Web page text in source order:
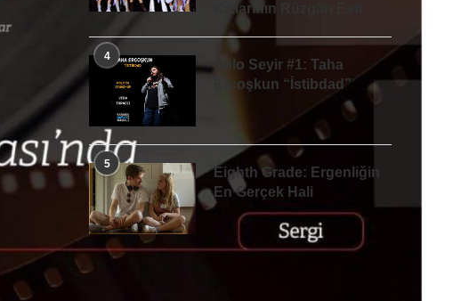
Kızlarının Rüzgârı Esti
4
Solo Seyir #1: Taha
Ercoşkun “İstibdad”
5
Eighth Grade: Ergenliğin
En Gerçek Hali